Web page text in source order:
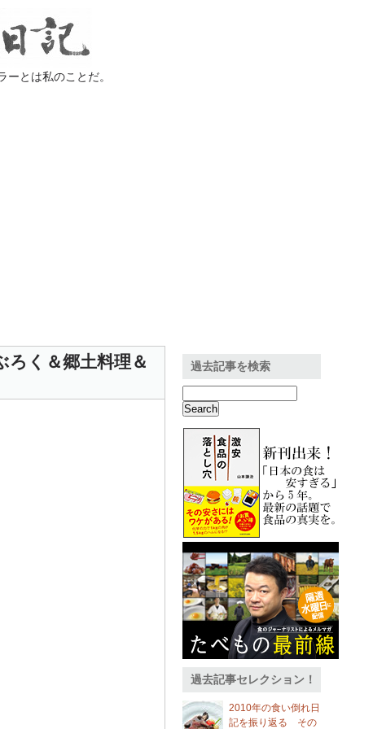
とは私のことだ。
く＆郷土料理＆
過去記事を検索
過去記事セレクション！
2010年の食い倒れ日
記を振り返る その